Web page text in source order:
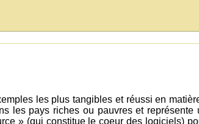
les plus tangibles et réussi en
les pays riches ou pauvres et représente
» (qui constitue le coeur des logiciels)